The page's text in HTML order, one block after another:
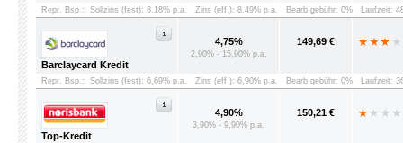
Repr. Bsp.: Sollzins (fest): 8,18% p.a. Zins (eff.): 8,49% p.a. Bearb.gebühr: 0% Laufzeit:
Barclaycard Kredit
4,75%
2,90% - 15,90% p.a.
149,69 €
Repr. Bsp.: Sollzins (fest): 6,69% p.a. Zins (eff.): 6,90% p.a. Bearb.gebühr: 0% Laufzeit:
Top-Kredit
4,90%
3,90% - 9,90% p.a.
150,21 €